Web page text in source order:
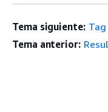
Tema siguiente: Tag
Tema anterior: